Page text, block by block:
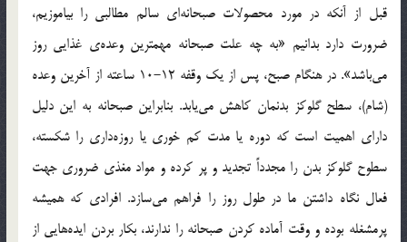
قبل از آنکه در مورد محصولات صبحانه‌ای سالم مطالبی را بیاموزیم،
ضرورت دارد بدانیم «به چه علت صبحانه مهمترین وعده‌ی غذایی روز
می‌باشد». در هنگام صبح، پس از یک وقفه‌ 12-10 ساعته از آخرین وعده
(شام)، سطح گلوکز بدنمان کاهش می‌یابد. بنابراین صبحانه به این دلیل
دارای اهمیت است که دوره‌ یا مدت کم خوری یا روزه‌داری را شکسته،
سطوح گلوکز بدن را مجدداً تجدید و پر کرده و مواد مغذی ضروری جهت
فعال نگاه داشتن ما در طول روز را فراهم می‌سازد. افرادی که همیشه
پرمشغله بوده و وقت آماده کردن صبحانه را ندارند، بکار بردن ایده‌هایی از